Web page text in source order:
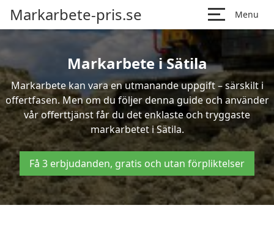
Markarbete-pris.se Menu
Markarbete i Sätila
Markarbete kan vara en utmanande uppgift – särskilt i
offertfasen. Men om du följer denna guide och använder
vår offerttjänst får du det enklaste och tryggaste
markarbetet i Sätila.
Få 3 erbjudanden, gratis och utan förpliktelser